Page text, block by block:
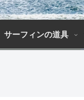
サーフィンの道具